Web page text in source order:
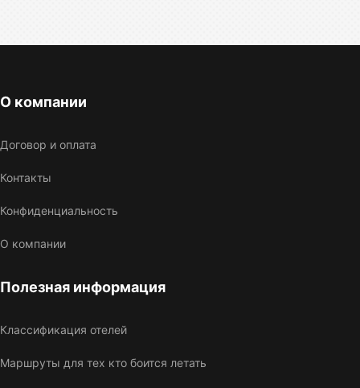
О компании
Договор и оплата
Контакты
Конфиденциальность
О компании
Полезная информация
Классификация отелей
Маршруты для тех кто боится летать